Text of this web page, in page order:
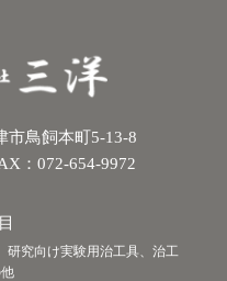
鳥飼本町5-13-8
：072-654-9972
研究向け実験用治工具、治工